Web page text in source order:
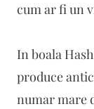
cum ar fi un
In boala
produce
numar mare